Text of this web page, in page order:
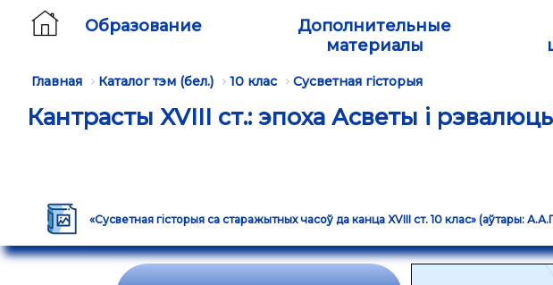
Образование
Дополнительные
материалы
Главная Каталог тэм (бел.) 10 клас Сусветная гісторыя
Кантрасты XVIII ст.: эпоха Асветы і
«Сусветная гісторыя са старажытных часоў да канца XVІІІ ст. 10 клас» (аўтары: